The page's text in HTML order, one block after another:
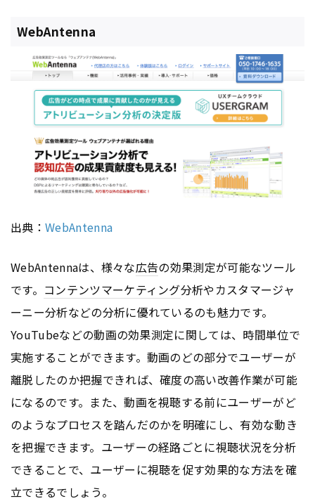
WebAntenna
出典： WebAntenna
WebAntennaは、様々な広告の効果測定が可能なツール
です。 コンテンツマーケティング分析やカスタマージャ
ーニー分析などの分析に優れているのも魅力です。
YouTubeなどの動画の効果測定に関しては、時間単位で
実施することができます。動画のどの部分でユーザーが
離脱したのか把握できれば、確度の高い改善作業が可能
になるのです。また、動画を視聴する前にユーザーがど
のようなプロセスを踏んだのかを明確にし、有効な動き
を把握できます。ユーザーの経路ごとに視聴状況を分析
できることで、ユーザーに視聴を促す効果的な方法を確
立できるでしょう。